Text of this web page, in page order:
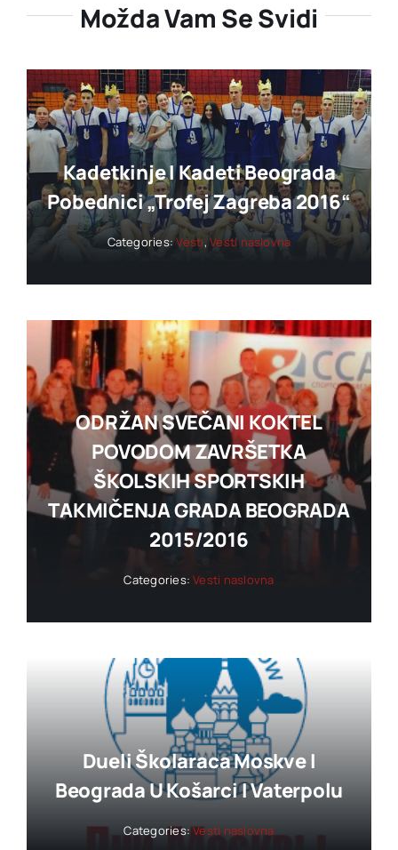
Možda Vam Se Svidi
Kadetkinje I Kadeti Beograda
Pobednici „trofej Zagreba 2016“
Categories:Vesti,Vesti naslovna
ODRŽAN SVEČANI KOKTEL
POVODOM ZAVRŠETKA
ŠKOLSKIH SPORTSKIH
TAKMIČENJA GRADA BEOGRADA
2015/2016
Categories:Vesti naslovna
Dueli Školaraca Moskve I
Beograda U Košarci I Vaterpolu
Categories:Vesti naslovna